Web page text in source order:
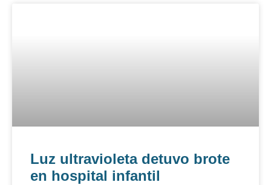
Luz ultravioleta detuvo brote
en hospital infantil